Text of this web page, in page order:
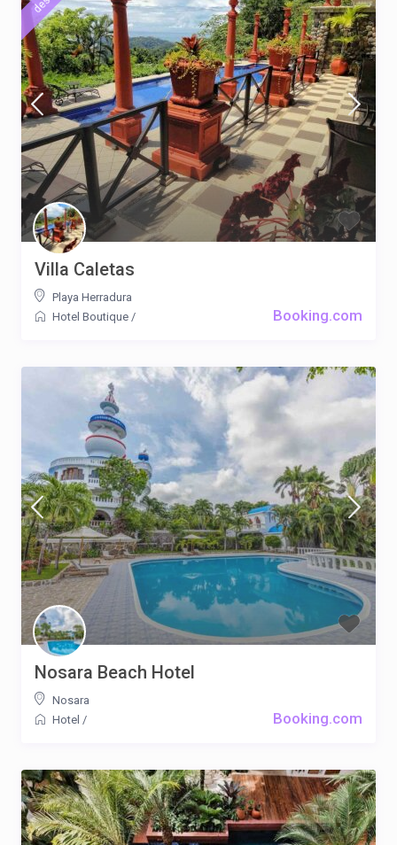
Booking.com
Villa Caletas
Playa Herradura
Hotel Boutique /
Booking.com
Nosara Beach Hotel
Nosara
Hotel /